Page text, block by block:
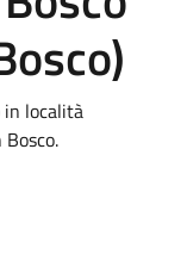
in località